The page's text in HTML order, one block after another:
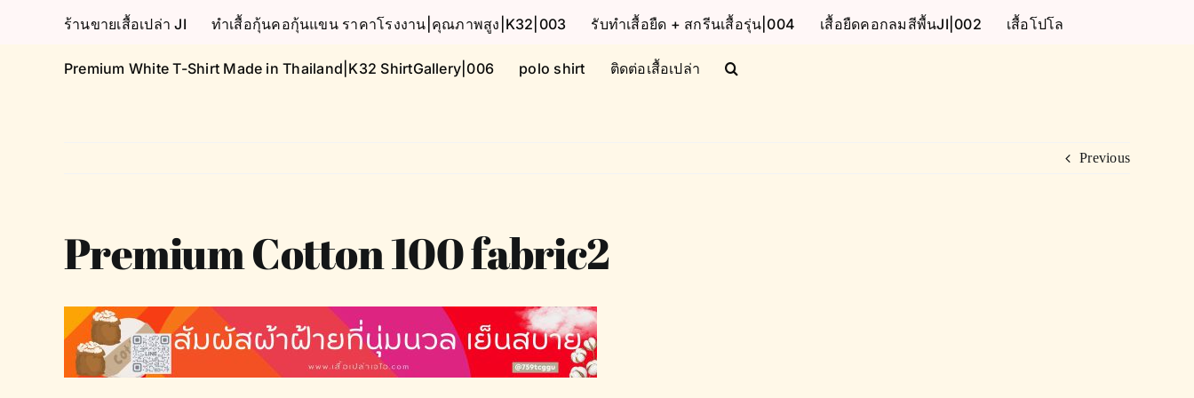
ร้านขายเสื้อเปล่า JI ทำเสื้อกุ้นคอกุ้นแขน ราคาโรงงาน|คุณภาพสูง|K32|003 รับทำเสื้อยืด + สกรีนเสื้อรุ่น|004 เสื้อยืดคอกลมสีพื้นJI|002 เสื้อโปโล
Premium White T-Shirt Made in Thailand|K32 ShirtGallery|006 polo shirt ติดต่อเสื้อเปล่า
Previous
Premium Cotton 100 fabric2